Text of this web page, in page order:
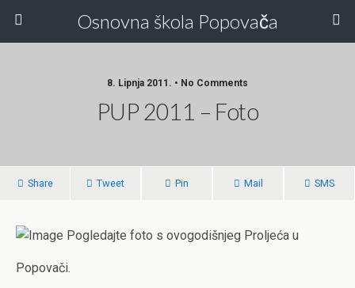
Osnovna škola Popovača
8. Lipnja 2011. • No Comments
PUP 2011 – Foto
Share Tweet Pin Mail SMS
Pogledajte foto s ovogodišnjeg Proljeća u
Popovači.